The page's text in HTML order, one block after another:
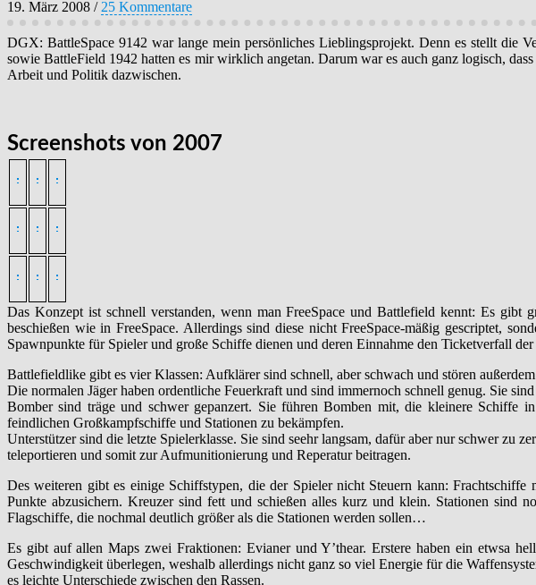
19. März 2008 / 25 Kommentare
DGX: BattleSpace 9142 war lange mein persönliches Lieblingsprojekt. Denn es stellt die
sowie BattleField 1942 hatten es mir wirklich angetan. Darum war es auch ganz logisch,
Arbeit und Politik dazwischen.
Screenshots von 2007
Das Konzept ist schnell verstanden, wenn man FreeSpace und Battlefield kennt: Es gibt
beschießen wie in FreeSpace. Allerdings sind diese nicht FreeSpace-mäßig gescriptet,
Spawnpunkte für Spieler und große Schiffe dienen und deren Einnahme den Ticketverfall
Battlefieldlike gibt es vier Klassen: Aufklärer sind schnell, aber schwach und stören
Die normalen Jäger haben ordentliche Feuerkraft und sind immernoch schnell genug. Sie
Bomber sind träge und schwer gepanzert. Sie führen Bomben mit, die kleinere Schiffe
feindlichen Großkampfschiffe und Stationen zu bekämpfen.
Unterstützer sind die letzte Spielerklasse. Sie sind seehr langsam, dafür aber nur schwer zu
teleportieren und somit zur Aufmunitionierung und Reperatur beitragen.
Des weiteren gibt es einige Schiffstypen, die der Spieler nicht Steuern kann:
Punkte abzusichern. Kreuzer sind fett und schießen alles kurz und klein. Stationen sind
Flagschiffe, die nochmal deutlich größer als die Stationen werden sollen…
Es gibt auf allen Maps zwei Fraktionen: Evianer und Y’thear. Erstere haben ein etwsa
Geschwindigkeit überlegen, weshalb allerdings nicht ganz so viel Energie für die
es leichte Unterschiede zwischen den Rassen.